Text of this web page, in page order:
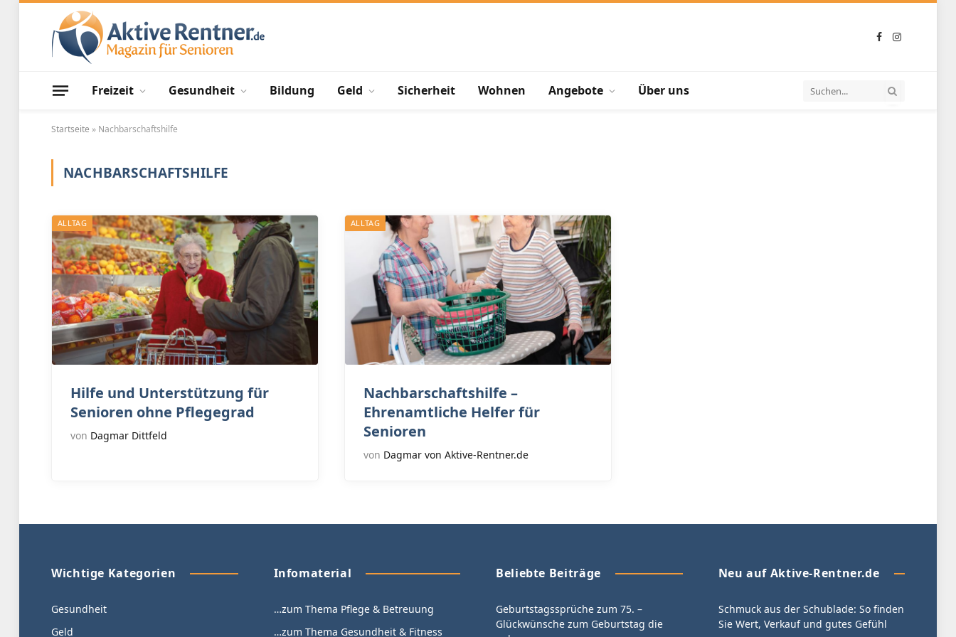
FacebookInstagram
Freizeit Gesundheit Bildung Geld Sicherheit Wohnen Angebote Über uns
Startseite » Nachbarschaftshilfe
NACHBARSCHAFTSHILFE
ALLTAG
Hilfe und Unterstützung für
Senioren ohne Pflegegrad
von Dagmar Dittfeld
ALLTAG
Nachbarschaftshilfe –
Ehrenamtliche Helfer für
Senioren
von Dagmar von Aktive-Rentner.de
Wichtige Kategorien
Gesundheit
Geld
Infomaterial
…zum Thema Pflege & Betreuung
…zum Thema Gesundheit & Fitness
Beliebte Beiträge
Geburtstagssprüche zum 75. –
Glückwünsche zum Geburtstag die
Neu auf Aktive-Rentner.de
Schmuck aus der Schublade: So finden
Sie Wert, Verkauf und gutes Gefühl